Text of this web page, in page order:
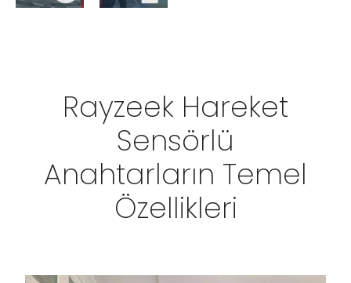
Rayzeek Hareket
Sensörlü
Anahtarların Temel
Özellikleri